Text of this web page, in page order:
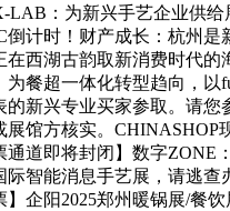
LAB：为新兴手艺企业供给
倒计时！财产成长：杭州是
在西湖古韵取新消费时代的
为餐超一体化转型趋向，以
的新兴专业买家参取。请您
展馆方核实。CHINASHOP
通道即将封闭】数字ZONE
际智能消息手艺展，请逃查
企阳2025郑州暖锅展/餐饮